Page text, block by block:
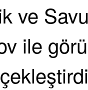
ve
ile